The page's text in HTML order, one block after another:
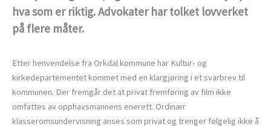
hva som er riktig. Advokater har tolket lovverket
på flere måter.
Etter henvendelse fra Orkdal kommune har Kultur- og
kirkedepartementet kommet med en klargjøring i et svarbrev til
kommunen. Der fremgår det at privat fremføring av film ikke
omfattes av opphavsmannens enerett. Ordinær
klasseromsundervisning anses som privat og trenger følgelig ikke å